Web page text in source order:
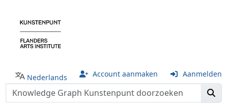
Nederlands Account aanmaken Aanmelden